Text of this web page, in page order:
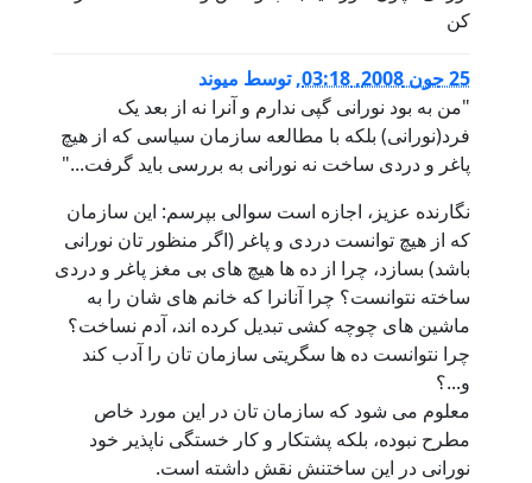
کن
25 جون 2008, 03:18 ,توسط میوند
"من به بود نورانی گپی ندارم و آنرا نه از بعد یک
فرد(نورانی) بلکه با مطالعه سازمان سیاسی که از هیچ
پاغر و دردی ساخت نه نورانی به بررسی باید گرفت..."
نگارنده عزیز، اجازه است سوالی بپرسم: این سازمان
که از هیچ توانست دردی و پاغر (اگر منظور تان نورانی
باشد) بسازد، چرا از ده ها هیچ های بی مغز پاغر و دردی
ساخته نتوانست؟ چرا آنانرا که خانم های شان را به
ماشین های چوچه کشی تبدیل کرده اند، آدم نساخت؟
چرا نتوانست ده ها سگریتی سازمان تان را آدب کند
و...؟
معلوم می شود که سازمان تان در این مورد خاص
مطرح نبوده، بلکه پشتکار و کار خستگی ناپذیر خود
نورانی در این ساختنش نقش داشته است.